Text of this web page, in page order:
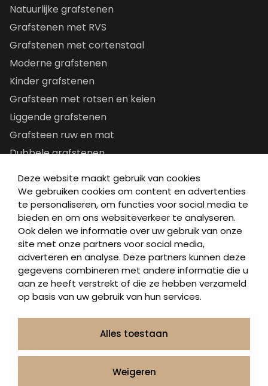
Deze website maakt gebruik van cookies
We gebruiken cookies om content en advertenties
te personaliseren, om functies voor social media te
bieden en om ons websiteverkeer te analyseren.
Ook delen we informatie over uw gebruik van onze
site met onze partners voor social media,
adverteren en analyse. Deze partners kunnen deze
gegevens combineren met andere informatie die u
aan ze heeft verstrekt of die ze hebben verzameld
op basis van uw gebruik van hun services.
Alles toestaan
Weigeren
Natuurlijke grafstenen
Grafstenen met RVS
Grafstenen met cortenstaal
Moderne grafstenen
Kinder grafstenen
Grafsteen met rotsen en keien
Liggende grafstenen
Grafsteen ruw en mat
Dubbele grafstenen
Letterplaten
Grafzerken kopen
Direct naar
Grafstenen
As artikelen
Urngrafmonumenten
Informatie
Contact